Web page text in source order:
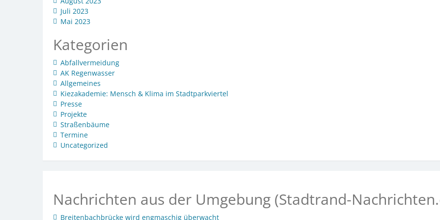
Juli 2023
Mai 2023
Kategorien
Abfallvermeidung
AK Regenwasser
Allgemeines
Kiezakademie: Mensch & Klima im Stadtparkviertel
Presse
Projekte
Straßenbäume
Termine
Uncategorized
Nachrichten aus der Umgebung (Stadtrand-
Breitenbachbrücke wird engmaschig überwacht